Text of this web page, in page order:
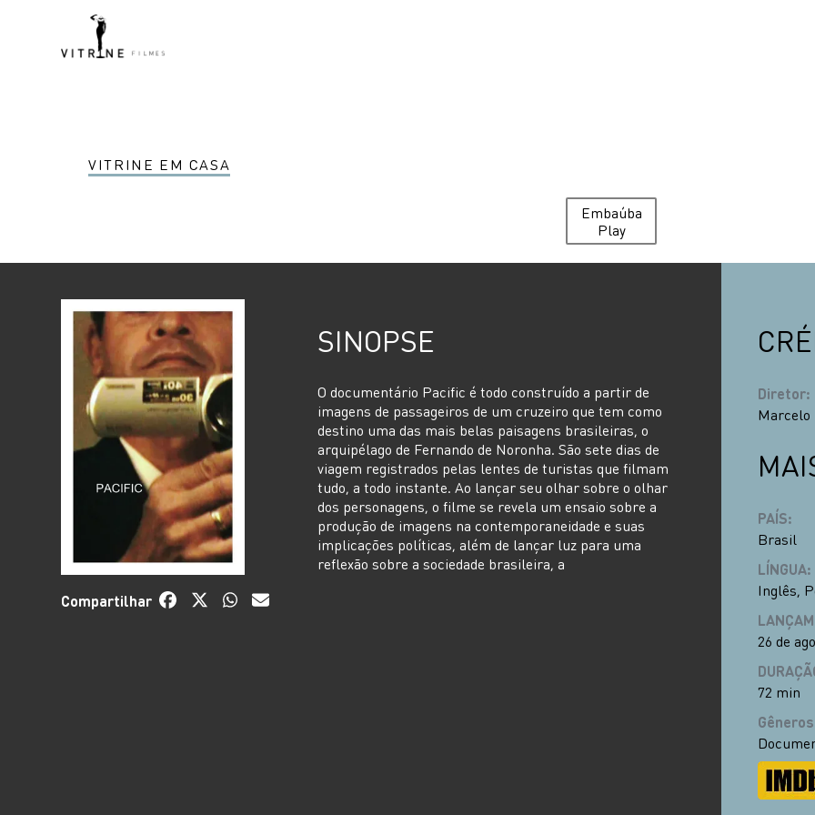
VITRINE EM CASA
Embaúba
Play
Compartilhar
SINOPSE
O documentário Pacific é todo construído a partir de
imagens de passageiros de um cruzeiro que tem como
destino uma das mais belas paisagens brasileiras, o
arquipélago de Fernando de Noronha. São sete dias de
viagem registrados pelas lentes de turistas que filmam
tudo, a todo instante. Ao lançar seu olhar sobre o olhar
dos personagens, o filme se revela um ensaio sobre a
produção de imagens na contemporaneidade e suas
implicações políticas, além de lançar luz para uma
reflexão sobre a sociedade brasileira, a
Diretor:
Marcelo
PAÍS:
Brasil
LÍNGUA:
Inglês,
26 de
72 min
Gêneros